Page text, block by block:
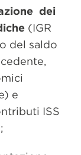
dei
(IGR
del saldo
e
ISS